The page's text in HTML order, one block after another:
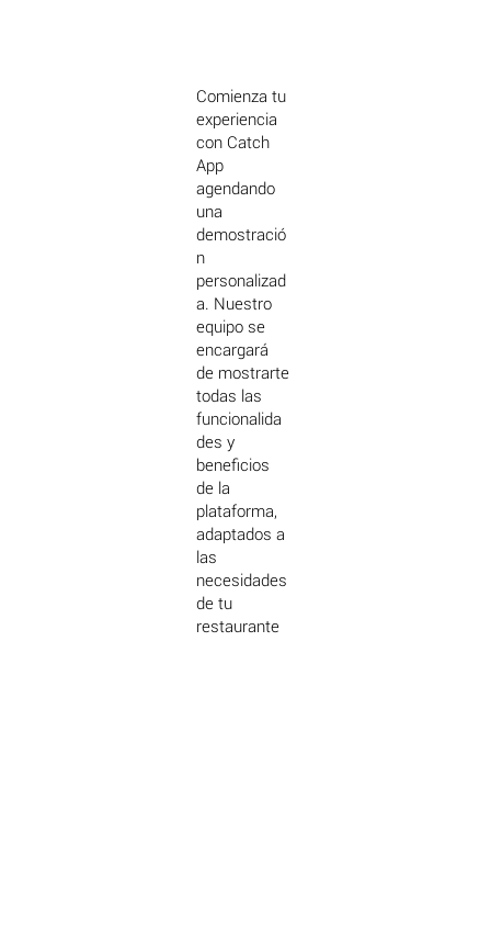
Comienza tu
experiencia
con Catch
App
agendando
una
demostració
n
personalizad
a. Nuestro
equipo se
encargará
de mostrarte
todas las
funcionalida
des y
beneficios
de la
plataforma,
adaptados a
las
necesidades
de tu
restaurante